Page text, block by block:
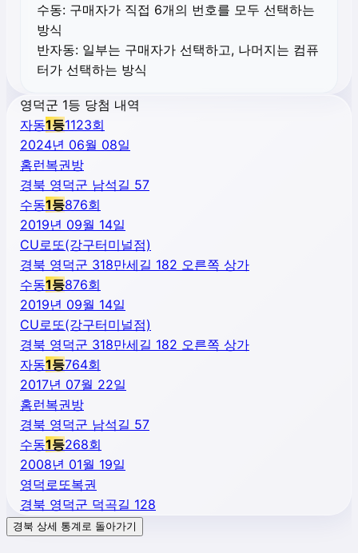
수동: 구매자가 직접 6개의 번호를 모두 선택하는
방식
반자동: 일부는 구매자가 선택하고, 나머지는 컴퓨
터가 선택하는 방식
영덕군 1등 당첨 내역
자동1등1123회
2024년 06월 08일
홈런복권방
경북 영덕군 남석길 57
수동1등876회
2019년 09월 14일
CU로또(강구터미널점)
경북 영덕군 318만세길 182 오른쪽 상가
수동1등876회
2019년 09월 14일
CU로또(강구터미널점)
경북 영덕군 318만세길 182 오른쪽 상가
자동1등764회
2017년 07월 22일
홈런복권방
경북 영덕군 남석길 57
수동1등268회
2008년 01월 19일
영덕로또복권
경북 영덕군 덕곡길 128
경북 상세 통계로 돌아가기